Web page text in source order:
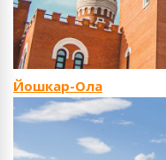
Йошкар-Ола